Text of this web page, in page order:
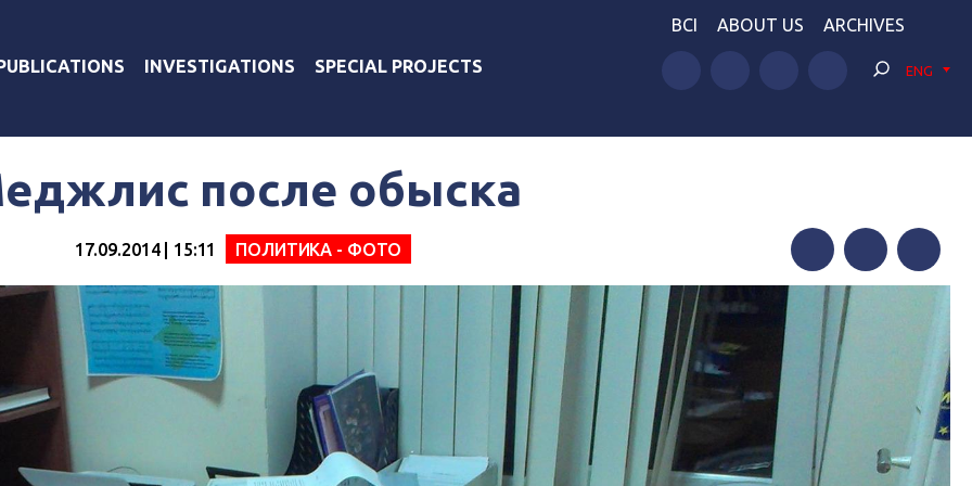
INVESTIGATIONS SPECIAL PROJECTS
BCI ABOUT US ARCHIVES
ENG
после обыска
17.09.2014 | 15:11 ПОЛИТИКА - ФОТО
FacebookTwitter